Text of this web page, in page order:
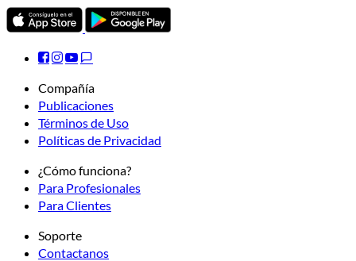
Compañía
Publicaciones
Términos de Uso
Políticas de Privacidad
¿Cómo funciona?
Para Profesionales
Para Clientes
Soporte
Contactanos